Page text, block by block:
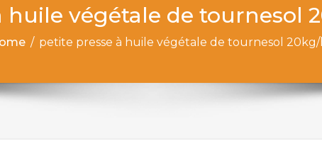
huile végétale de tournesol
/ petite presse à huile végétale de tournesol